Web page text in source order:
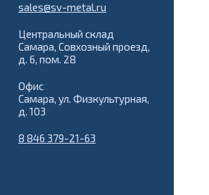
sales@sv-metal.ru
Центральный склад
Самара, Совхозный проезд,
д. 6, пом. 28
Офис
Самара, ул. Физкультурная,
д. 103
8 846 379-21-63